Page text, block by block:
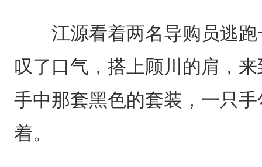
江源看着两名导购员逃跑
叹了口气，搭上顾川的肩，
手中那套黑色的套装，一只
着。